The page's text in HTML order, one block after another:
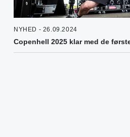
NYHED - 26.09.2024
Copenhell 2025 klar med de